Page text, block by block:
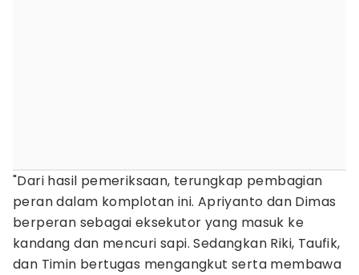
"Dari hasil pemeriksaan, terungkap pembagian
peran dalam komplotan ini. Apriyanto dan Dimas
berperan sebagai eksekutor yang masuk ke
kandang dan mencuri sapi. Sedangkan Riki, Taufik,
dan Timin bertugas mengangkut serta membawa